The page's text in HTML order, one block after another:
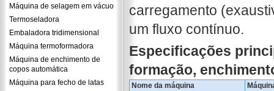
Máquina de selagem em vácuo
Termoseladora
Embaladora tridimensional
Máquina termoformadora
Máquina de enchimento de
copos automática
Máquina para fecho de latas
carregamento
um fluxo contínuo.
Especificações
formação,
Nome da máquina